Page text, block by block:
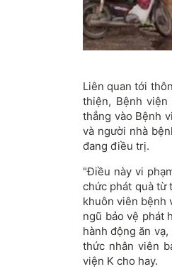
Liên quan tới
thiện, Bệnh
thẳng vào Bệnh
và người nhà
đang điều trị.
"Điều này vi
chức phát quà từ
khuôn viên bệnh
ngũ bảo vệ phát
hành động ăn
thức nhân viên
viện K cho hay.